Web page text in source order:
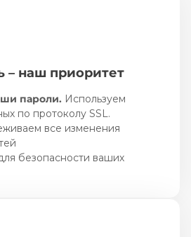
– наш приоритет
пароли. Используем
по протоколу SSL.
все изменения
безопасности ваших